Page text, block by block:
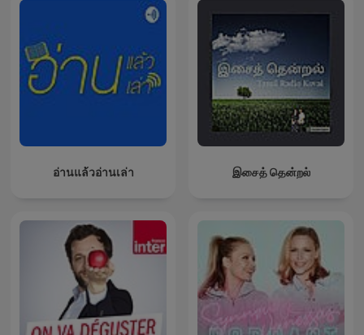
อ่านแล้วอ่านเล่า இசைத் தென்றல்